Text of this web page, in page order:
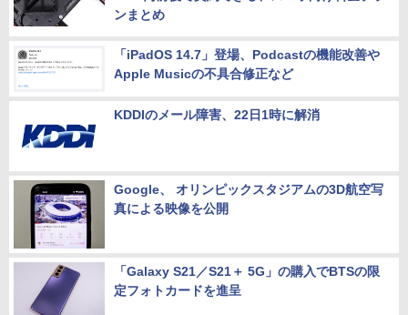
ンまとめ
「iPadOS 14.7」登場、Podcastの機能改善や
Apple Musicの不具合修正など
KDDIのメール障害、22日1時に解消
Google、 オリンピックスタジアムの3D航空写
真による映像を公開
「Galaxy S21／S21＋ 5G」の購入でBTSの限
定フォトカードを進呈